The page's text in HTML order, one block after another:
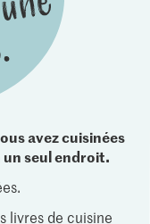
avez cuisinées
seul endroit.
livres de cuisine